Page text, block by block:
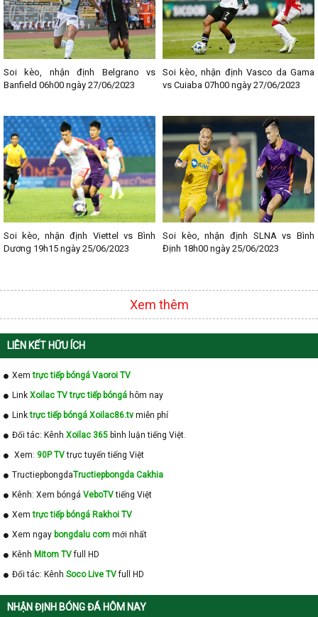
nhé!
--------------------------------
Lịch thi đấu bóng đá các giải nổi bật:
- Lịch thi đấu Ngoại hạng Anh
- Lịch thi đấu La Liga
- Lịch thi đấu Bundesliga
- Lịch thi đấu V - League
- Lịch thi đấu Cup C1
Soi kèo, nhận định Belgrano vs
Banfield 06h00 ngày 27/06/2023
Soi kèo, nhận định Vasco da Gama
vs Cuiaba 07h00 ngày 27/06/2023
Soi kèo, nhận định Viettel vs Bình
Dương 19h15 ngày 25/06/2023
Soi kèo, nhận định SLNA vs Bình
Định 18h00 ngày 25/06/2023
Xem thêm
LIÊN KẾT HỮU ÍCH
Xemtrực tiếp bóngá Vaoroi TV
Link Xoilac TV trực tiếp bóngá hôm nay
Linktrực tiếp bóngá Xoilac86.tv miễn phí
Đối tác: Kênh Xoilac 365 bình luận tiếng Việt.
Xem: 90P TVtrực tuyến tiếng Việt
TructiepbongdaTructiepbongda Cakhia
Kênh: Xem bóngá VeboTVtiếng Việt
Xemtrực tiếp bóngá Rakhoi TV
Xem ngay bongdalu com mới nhất
Kênh Mitom TVfull HD
Đối tác: Kênh Soco Live TVfull HD
NHẬN ĐỊNH BÓNG ĐÁ HÔM NAY